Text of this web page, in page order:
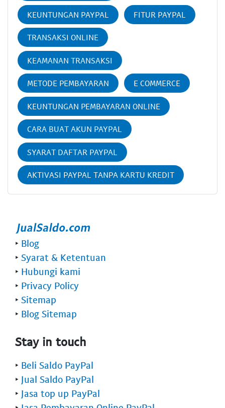
KEUNTUNGAN PAYPAL FITUR PAYPAL
TRANSAKSI ONLINE
KEAMANAN TRANSAKSI
METODE PEMBAYARAN E COMMERCE
KEUNTUNGAN PEMBAYARAN ONLINE
CARA BUAT AKUN PAYPAL
SYARAT DAFTAR PAYPAL
AKTIVASI PAYPAL TANPA KARTU KREDIT
‣ Blog
‣ Syarat & Ketentuan
‣ Hubungi kami
‣ Privacy Policy
‣ Sitemap
‣ Blog Sitemap
Stay in touch
‣ Beli Saldo PayPal
‣ Jual Saldo PayPal
‣ Jasa top up PayPal